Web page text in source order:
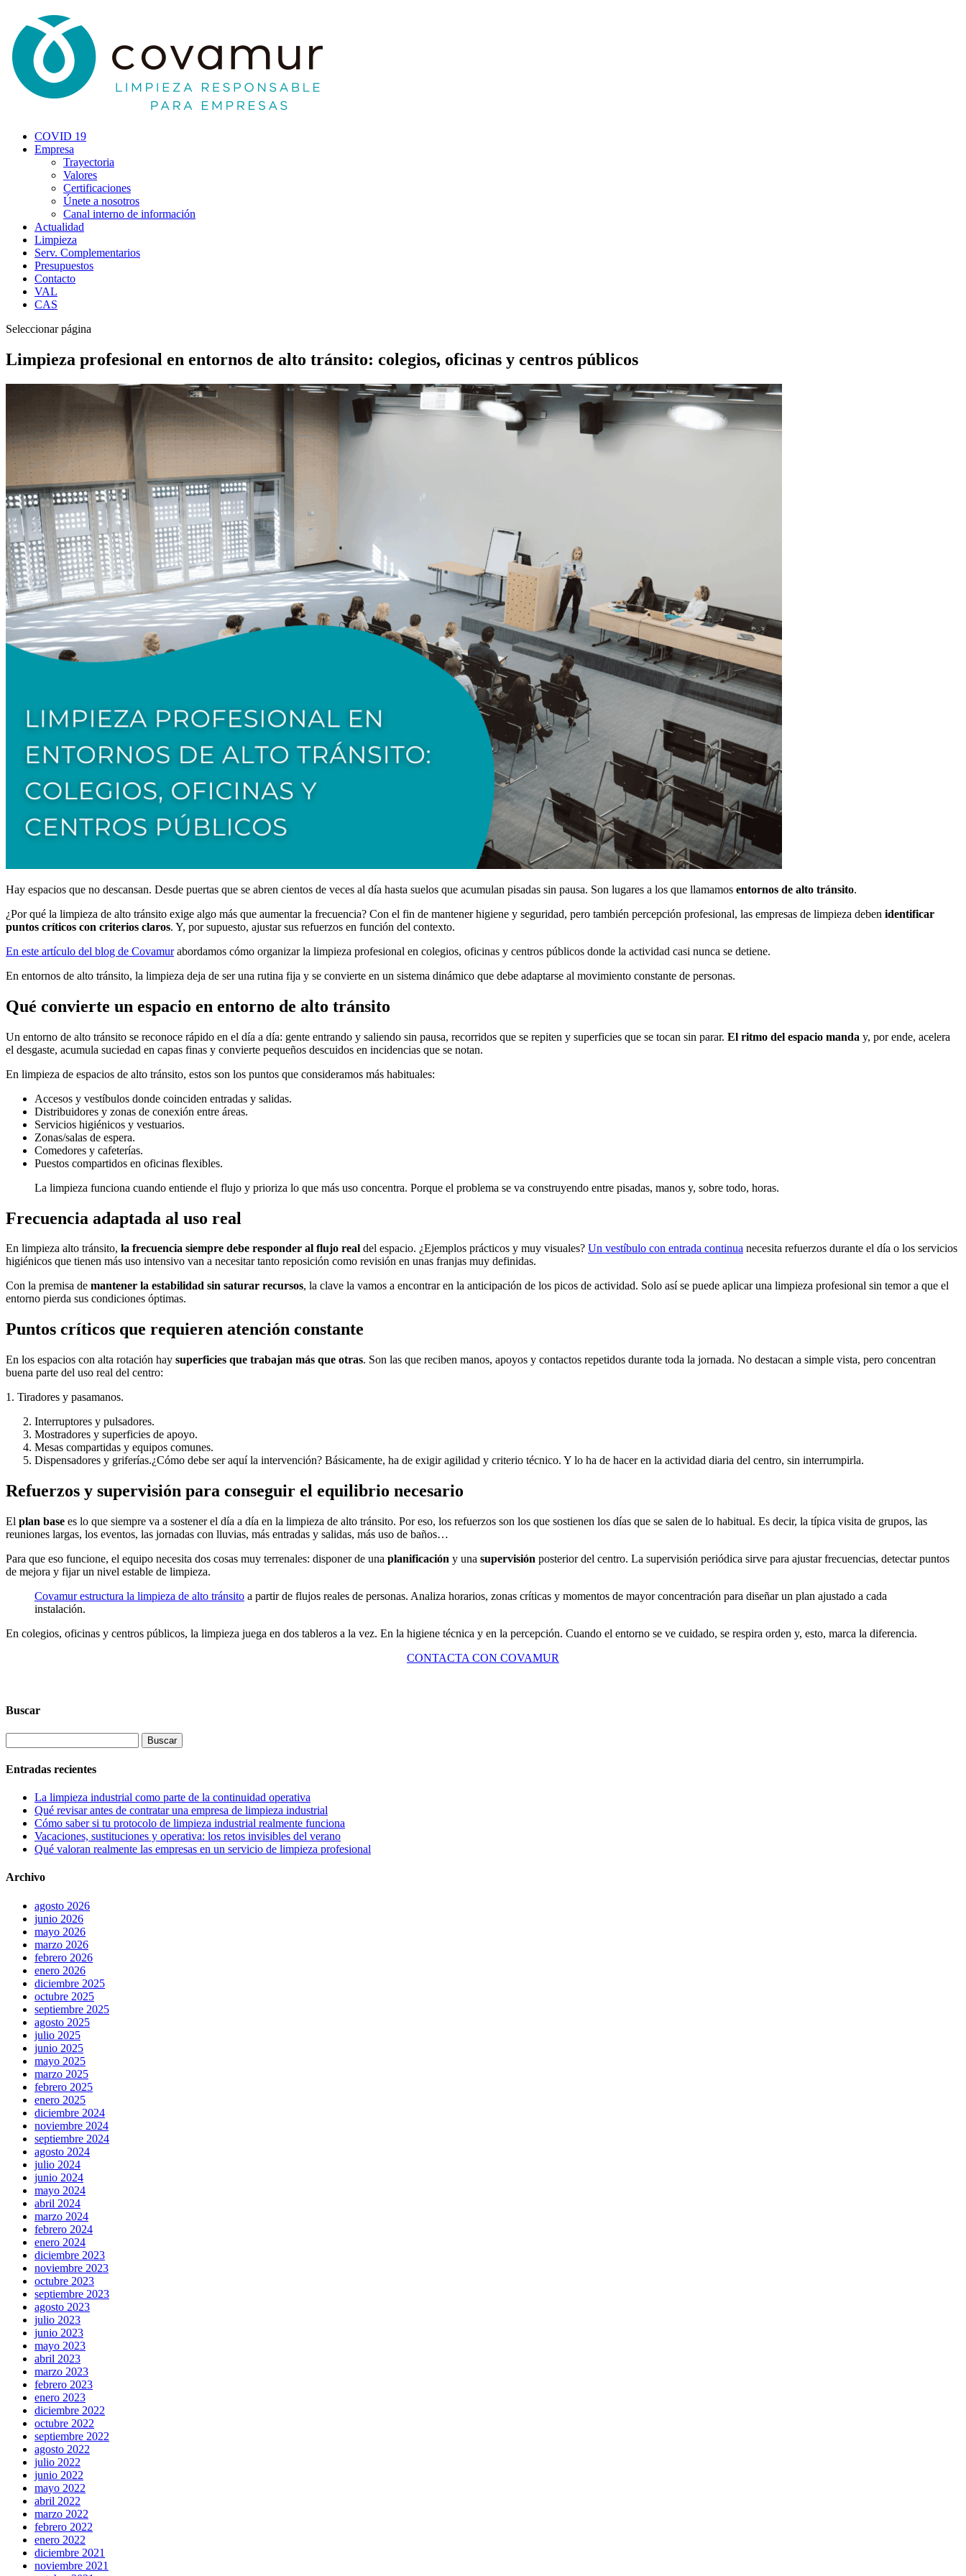
COVID 19
Empresa
Trayectoria
Valores
Certificaciones
Únete a nosotros
Canal interno de información
Actualidad
Limpieza
Serv. Complementarios
Presupuestos
Contacto
VAL
CAS
Seleccionar página
Limpieza profesional en entornos de alto tránsito: colegios, oficinas y centros públicos
Hay espacios que no descansan. Desde puertas que se abren cientos de veces al día hasta suelos que acumulan pisadas sin pausa. Son lugares a los que llamamos entornos de alto tránsito.
¿Por qué la limpieza de alto tránsito exige algo más que aumentar la frecuencia? Con el fin de mantener higiene y seguridad, pero también percepción profesional, las empresas de limpieza deben identificar
puntos críticos con criterios claros. Y, por supuesto, ajustar sus refuerzos en función del contexto.
En este artículo del blog de Covamurabordamos cómo organizar la limpieza profesional en colegios, oficinas y centros públicos donde la actividad casi nunca se detiene.
En entornos de alto tránsito, la limpieza deja de ser una rutina fija y se convierte en un sistema dinámico que debe adaptarse al movimiento constante de personas.
Qué convierte un espacio en entorno de alto tránsito
Un entorno de alto tránsito se reconoce rápido en el día a día: gente entrando y saliendo sin pausa, recorridos que se repiten y superficies que se tocan sin parar. El ritmo del espacio manda y, por ende, acelera
el desgaste, acumula suciedad en capas finas y convierte pequeños descuidos en incidencias que se notan.
En limpieza de espacios de alto tránsito, estos son los puntos que consideramos más habituales:
Accesos y vestíbulos donde coinciden entradas y salidas.
Distribuidores y zonas de conexión entre áreas.
Servicios higiénicos y vestuarios.
Zonas/salas de espera.
Comedores y cafeterías.
Puestos compartidos en oficinas flexibles.
La limpieza funciona cuando entiende el flujo y prioriza lo que más uso concentra. Porque el problema se va construyendo entre pisadas, manos y, sobre todo, horas.
Frecuencia adaptada al uso real
En limpieza alto tránsito, la frecuencia siempre debe responder al flujo real del espacio. ¿Ejemplos prácticos y muy visuales? Un vestíbulo con entrada continua necesita refuerzos durante el día o los servicios
higiénicos que tienen más uso intensivo van a necesitar tanto reposición como revisión en unas franjas muy definidas.
Con la premisa de mantener la estabilidad sin saturar recursos, la clave la vamos a encontrar en la anticipación de los picos de actividad. Solo así se puede aplicar una limpieza profesional sin temor a que el
entorno pierda sus condiciones óptimas.
Puntos críticos que requieren atención constante
En los espacios con alta rotación hay superficies que trabajan más que otras. Son las que reciben manos, apoyos y contactos repetidos durante toda la jornada. No destacan a simple vista, pero concentran
buena parte del uso real del centro:
1. Tiradores y pasamanos.
Interruptores y pulsadores.
Mostradores y superficies de apoyo.
Mesas compartidas y equipos comunes.
Dispensadores y griferías.¿Cómo debe ser aquí la intervención? Básicamente, ha de exigir agilidad y criterio técnico. Y lo ha de hacer en la actividad diaria del centro, sin interrumpirla.
Refuerzos y supervisión para conseguir el equilibrio necesario
El plan base es lo que siempre va a sostener el día a día en la limpieza de alto tránsito. Por eso, los refuerzos son los que sostienen los días que se salen de lo habitual. Es decir, la típica visita de grupos, las
reuniones largas, los eventos, las jornadas con lluvias, más entradas y salidas, más uso de baños…
Para que eso funcione, el equipo necesita dos cosas muy terrenales: disponer de una planificación y una supervisión posterior del centro. La supervisión periódica sirve para ajustar frecuencias, detectar puntos
de mejora y fijar un nivel estable de limpieza.
Covamur estructura la limpieza de alto tránsito a partir de flujos reales de personas. Analiza horarios, zonas críticas y momentos de mayor concentración para diseñar un plan ajustado a cada
instalación.
En colegios, oficinas y centros públicos, la limpieza juega en dos tableros a la vez. En la higiene técnica y en la percepción. Cuando el entorno se ve cuidado, se respira orden y, esto, marca la diferencia.
CONTACTA CON COVAMUR
Buscar
Entradas recientes
La limpieza industrial como parte de la continuidad operativa
Qué revisar antes de contratar una empresa de limpieza industrial
Cómo saber si tu protocolo de limpieza industrial realmente funciona
Vacaciones, sustituciones y operativa: los retos invisibles del verano
Qué valoran realmente las empresas en un servicio de limpieza profesional
Archivo
agosto 2026
junio 2026
mayo 2026
marzo 2026
febrero 2026
enero 2026
diciembre 2025
octubre 2025
septiembre 2025
agosto 2025
julio 2025
junio 2025
mayo 2025
marzo 2025
febrero 2025
enero 2025
diciembre 2024
noviembre 2024
septiembre 2024
agosto 2024
julio 2024
junio 2024
mayo 2024
abril 2024
marzo 2024
febrero 2024
enero 2024
diciembre 2023
noviembre 2023
octubre 2023
septiembre 2023
agosto 2023
julio 2023
junio 2023
mayo 2023
abril 2023
marzo 2023
febrero 2023
enero 2023
diciembre 2022
octubre 2022
septiembre 2022
agosto 2022
julio 2022
junio 2022
mayo 2022
abril 2022
marzo 2022
febrero 2022
enero 2022
diciembre 2021
noviembre 2021